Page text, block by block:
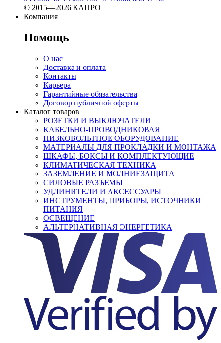
© 2015—2026 КАПРО
Компания
Помощь
О нас
Доставка и оплата
Контакты
Карьера
Гарантийные обязательства
Договор публичной оферты
Каталог товаров
РОЗЕТКИ И ВЫКЛЮЧАТЕЛИ
КАБЕЛЬНО-ПРОВОДНИКОВАЯ
НИЗКОВОЛЬТНОЕ ОБОРУДОВАНИЕ
МАТЕРИАЛЫ ДЛЯ ПРОКЛАДКИ И МОНТАЖА
ШКАФЫ, БОКСЫ И КОМПЛЕКТУЮЩИЕ
КЛИМАТИЧЕСКАЯ ТЕХНИКА
ЗАЗЕМЛЕНИЕ И МОЛНИЕЗАЩИТА
СИЛОВЫЕ РАЗЪЕМЫ
УДЛИНИТЕЛИ И АКСЕССУАРЫ
ИНСТРУМЕНТЫ, ПРИБОРЫ, ИСТОЧНИКИ
ПИТАНИЯ
ОСВЕЩЕНИЕ
АЛЬТЕРНАТИВНАЯ ЭНЕРГЕТИКА